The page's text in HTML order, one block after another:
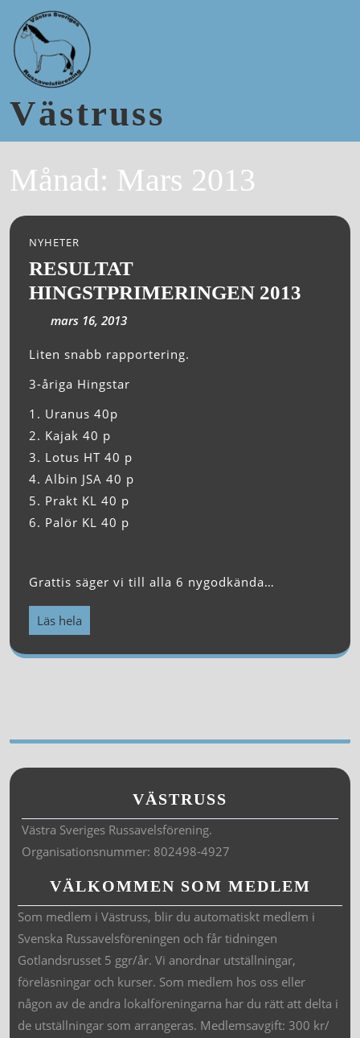
Västruss
Månad: Mars 2013
NYHETER
RESULTAT
HINGSTPRIMERINGEN 2013
mars 16, 2013
Liten snabb rapportering.
3-åriga Hingstar
1. Uranus 40p
2. Kajak 40 p
3. Lotus HT 40 p
4. Albin JSA 40 p
5. Prakt KL 40 p
6. Palör KL 40 p
Grattis säger vi till alla 6 nygodkända…
Läs hela
VÄSTRUSS
Västra Sveriges Russavelsförening.
Organisationsnummer: 802498-4927
VÄLKOMMEN SOM MEDLEM
Som medlem i Västruss, blir du automatiskt medlem i
Svenska Russavelsföreningen och får tidningen
Gotlandsrusset 5 ggr/år. Vi anordnar utställningar,
föreläsningar och kurser. Som medlem hos oss eller
någon av de andra lokalföreningarna har du rätt att delta i
de utställningar som arrangeras. Medlemsavgift: 300 kr/